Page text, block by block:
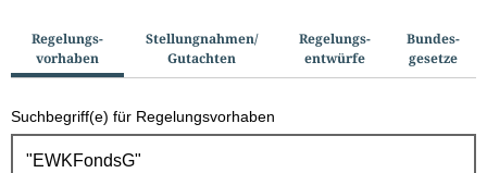
u
c
h
Regelungs­
vorhaben
Stellungnahmen/​
Gutachten
Regelungs­
entwürfe
Bundes­
gesetze
Suchbegriff(e) für Regelungsvorhaben